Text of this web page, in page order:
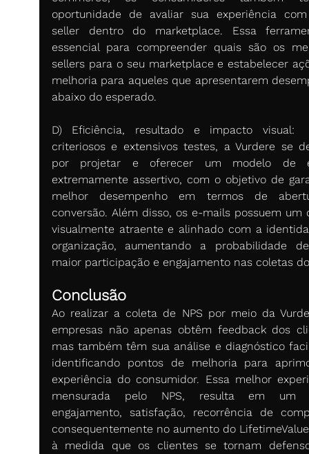
oportunidade de avaliar sua experiência
seller dentro do marketplace. Essa
essencial para compreender quais são os
sellers para o seu marketplace e estabelecer
melhoria para aqueles que apresentarem
abaixo do esperado.
D) Eficiência, resultado e impacto visual:
criteriosos e extensivos testes, a Vurdere se
por projetar e oferecer um modelo de
extremamente assertivo, com o objetivo de
melhor desempenho em termos de
conversão. Além disso, os e-mails possuem um
visualmente atraente e alinhado com a
organização, aumentando a probabilidade
maior participação e engajamento nas coletas do
Conclusão
Ao realizar a coleta de NPS por meio da
empresas não apenas obtêm feedback dos
mas também têm sua análise e diagnóstico
identificando pontos de melhoria para
experiência do consumidor. Essa melhor
mensurada pelo NPS, resulta em um
engajamento, satisfação, recorrência de
consequentemente no aumento do LifetimeValue
à medida que os clientes se tornam